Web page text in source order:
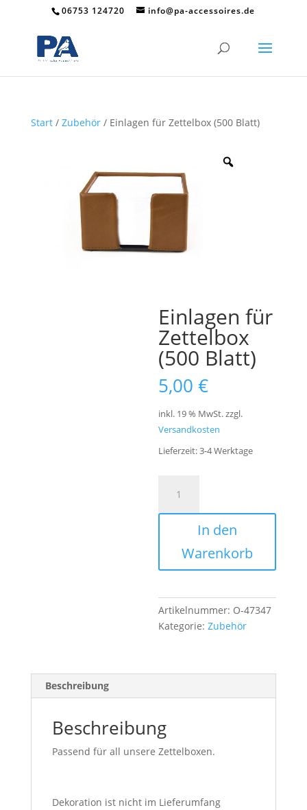
06753 124720 info@pa-accessoires.de
Start/ Zubehör/ Einlagen für Zettelbox (500 Blatt)
Einlagen für
Zettelbox
(500 Blatt)
5,00€
inkl. 19 % MwSt.zzgl.
Versandkosten
Lieferzeit:3-4 Werktage
Zettelbox
Blatt)
Menge
In den
Warenkorb
t
e
n
i
v
Artikelnummer: O-47347
Kategorie:Zubehör
Beschreibung
Beschreibung
Passend für all unsere Zettelboxen.
Dekoration ist nicht im Lieferumfang